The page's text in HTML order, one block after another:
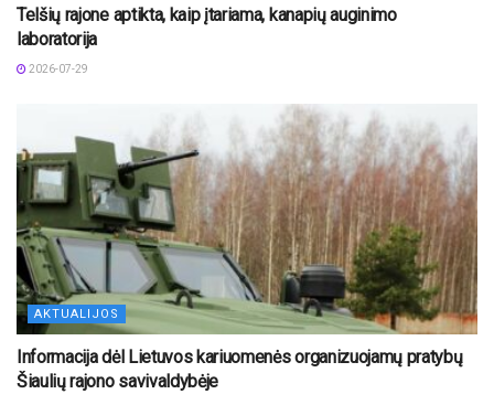
Telšių rajone aptikta, kaip įtariama, kanapių auginimo
laboratorija
2026-07-29
AKTUALIJOS
Informacija dėl Lietuvos kariuomenės organizuojamų pratybų
Šiaulių rajono savivaldybėje